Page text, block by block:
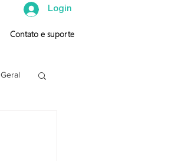
Login
Contato e suporte
Geral